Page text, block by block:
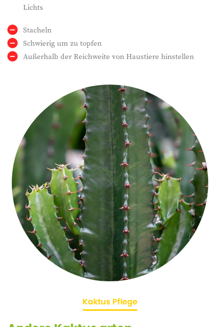
Lichts
Stacheln
Schwierig um zu topfen
Außerhalb der Reichweite von Haustiere hinstellen
Kaktus Pflege